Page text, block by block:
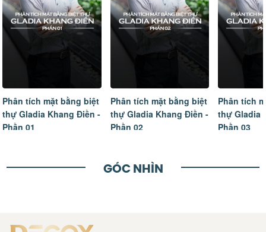
Phân tích mặt bằng biệt
thự Gladia Khang Điền -
Phần 02
Phân tích mặt bằng biệt
thự Gladia Khang Điền -
Phần 03
Tâm sự
ngôi nhà
hoàn thiện
GÓC NHÌN